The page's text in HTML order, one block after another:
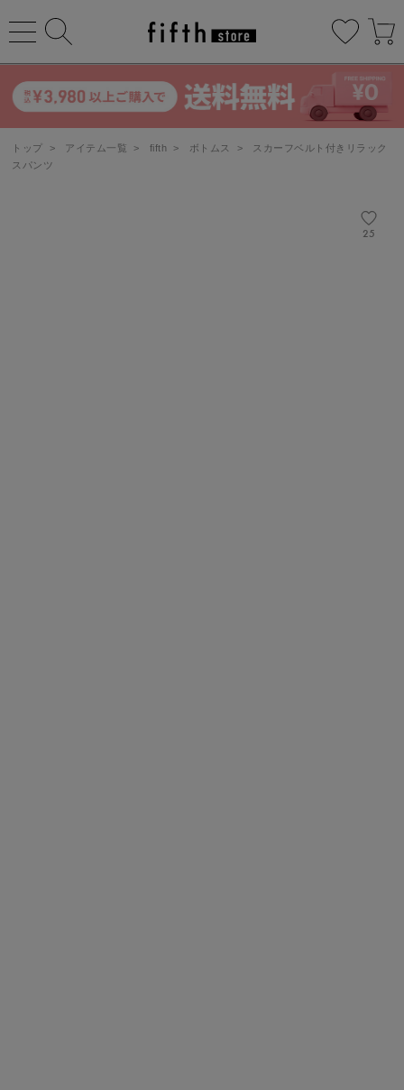
トップ > アイテム一覧 > fifth > ボトムス >
スカーフベルト付きリラック
スパンツ
25